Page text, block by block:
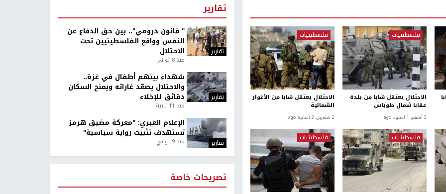
فلسطينيات
الاحتلال يعتقل شابا من بلدة
عقابا شمال طوباس
3 أشهر، 1 اسبوع. ago
فلسطينيات
الاحتلال يعتقل شابا من الأغوار
الشمالية
2 شهرين، 3 أسابيع ago
فلسطينيات فلسطينيات
تقارير
تقارير
" قانون درومي".. بين حق الدفاع عن
النفس وواقع الفلسطينيين تحت
الاحتلال
منذ 8 ثواني
تقارير
شهداء بينهم أطفال في غزة..
والاحتلال يصعّد غاراته ويمنح السكان
دقائق للإخلاء
منذ 11 ثانية
تقارير
الإعلام العبري: "معركة مضيق هرمز
تستهدف تثبيت رواية سياسية"
منذ 9 ثواني
تصريحات خاصة